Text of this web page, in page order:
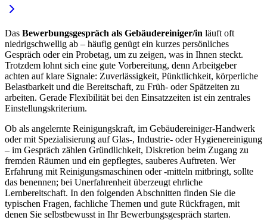
Das Bewerbungsgespräch als Gebäudereiniger/in läuft oft
niedrigschwellig ab – häufig genügt ein kurzes persönliches
Gespräch oder ein Probetag, um zu zeigen, was in Ihnen steckt.
Trotzdem lohnt sich eine gute Vorbereitung, denn Arbeitgeber
achten auf klare Signale: Zuverlässigkeit, Pünktlichkeit, körperliche
Belastbarkeit und die Bereitschaft, zu Früh- oder Spätzeiten zu
arbeiten. Gerade Flexibilität bei den Einsatzzeiten ist ein zentrales
Einstellungskriterium.
Ob als angelernte Reinigungskraft, im Gebäudereiniger-Handwerk
oder mit Spezialisierung auf Glas-, Industrie- oder Hygienereinigung
– im Gespräch zählen Gründlichkeit, Diskretion beim Zugang zu
fremden Räumen und ein gepflegtes, sauberes Auftreten. Wer
Erfahrung mit Reinigungsmaschinen oder -mitteln mitbringt, sollte
das benennen; bei Unerfahrenheit überzeugt ehrliche
Lernbereitschaft. In den folgenden Abschnitten finden Sie die
typischen Fragen, fachliche Themen und gute Rückfragen, mit
denen Sie selbstbewusst in Ihr Bewerbungsgespräch starten.